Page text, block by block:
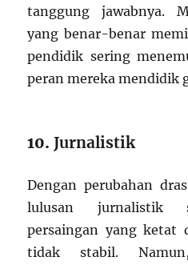
tanggung jawabnya.
yang benar-benar
pendidik sering
peran mereka mendidik
10.Jurnalistik
Dengan perubahan
lulusan jurnalistik
persaingan yang ketat
tidak stabil.